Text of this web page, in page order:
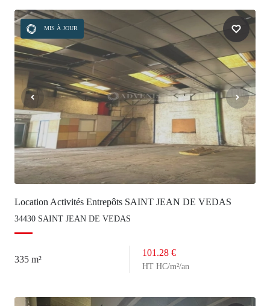
MIS À JOUR
Location Activités Entrepôts SAINT JEAN DE VEDAS
34430 SAINT JEAN DE VEDAS
335 m²
101.28 €
HT HC/m²/an